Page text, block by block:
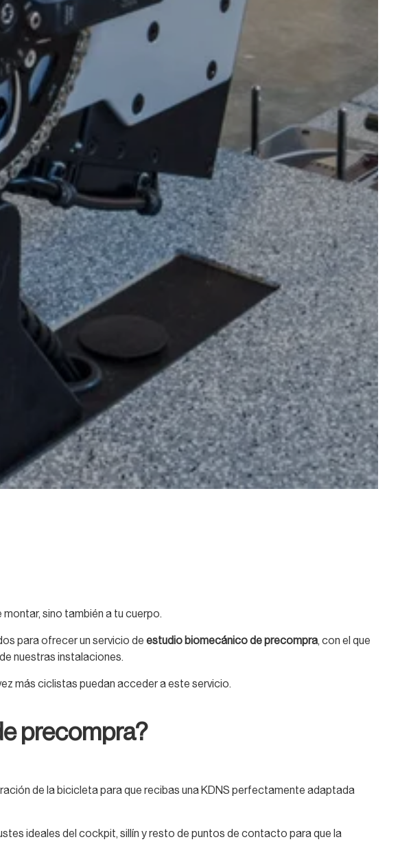
sino también a tu cuerpo.
para ofrecer un servicio de estudio biomecánico de precompra, con el que
nuestras instalaciones.
más ciclistas puedan acceder a este servicio.
precompra?
de la bicicleta para que recibas una KDNS perfectamente adaptada
ideales del cockpit, sillín y resto de puntos de contacto para que la